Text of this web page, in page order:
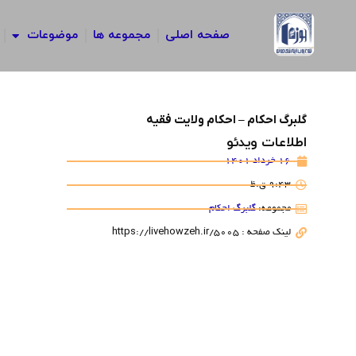
صفحه اصلی مجموعه ها موضوعات
گلبرگ احکام – احکام ولایت فقیه
اطلاعات ویدئو
16 خرداد 1401
9:43 ق.ظ
مجموعه:گلبرگ احکام
لینک صفحه : https://livehowzeh.ir/5005